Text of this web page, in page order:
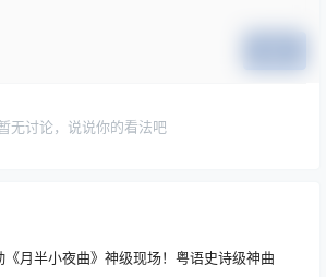
无讨论，说说你的看法吧
《月半小夜曲》神级现场！粤语史诗级神曲